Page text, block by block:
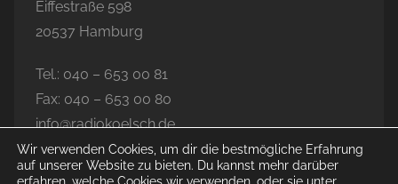
Eiffestraße 598
20537 Hamburg
Tel.: 040 – 653 00 81
Fax: 040 – 653 00 80
info@radiokoelsch.de
Wir verwenden Cookies, um dir die bestmögliche Erfahrung
auf unserer Website zu bieten. Du kannst mehr darüber